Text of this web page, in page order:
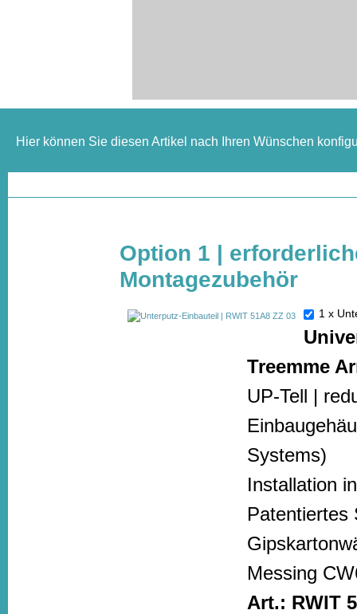
Hier können Sie diesen Artikel nach Ihren Wünschen
Option 1 |
Montagezubehör
1 x
Treemme
UP-Tell |
Systems)
Installation
Patentiertes
Messing
Art.: RWIT